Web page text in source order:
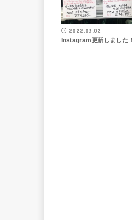
2022.03.02
Instagram更新しました！